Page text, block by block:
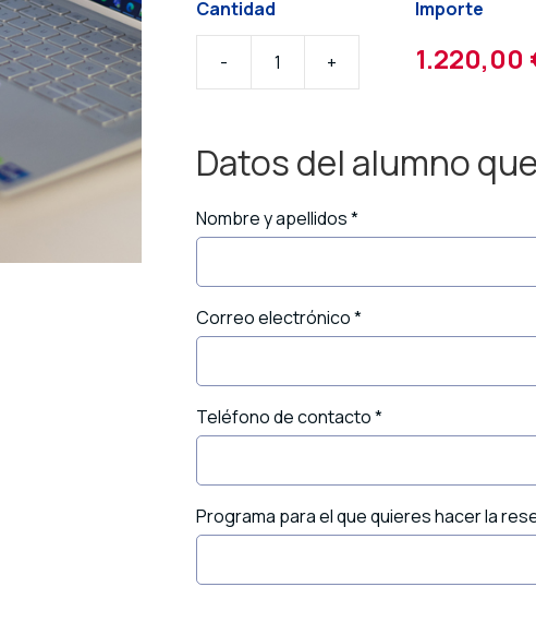
Datos del alumno
Nombre y apellidos*
Correo electrónico*
Teléfono de contacto*
Programa para el que quieres hacer la
1.220,00
-
Pago
de
Master
Redes
y
Ciberseguridad
+